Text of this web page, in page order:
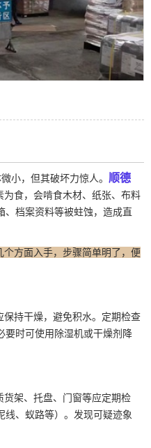
小，但其破坏力惊人。 顺德
为食，会啃食木材、纸张、布料
、档案资料等被蛀蚀，造成直
方面入手，步骤简单明了，便
持干燥，避免积水。定期检查
要时可使用除湿机或干燥剂降
架、托盘、门窗等应定期检
线、蚁路等）。发现可疑迹象